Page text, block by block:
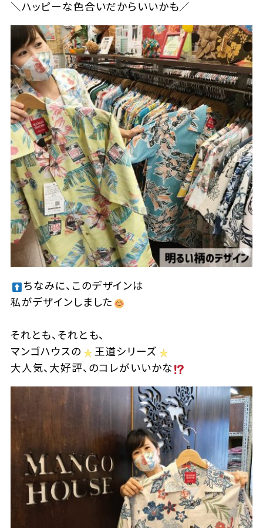
＼ハッピーな色合いだからいいかも／
ちなみに、このデザインは
私がデザインしました
それとも、それとも、
マンゴハウスの
王道シリーズ
大人気、大好評、のコレがいいかな